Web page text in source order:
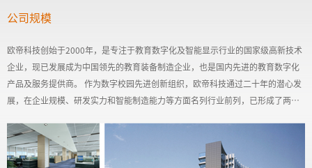
公司规模
欧帝科技创始于2000年，是专注于教育数字化及智能显示行业的国家级高新技术
企业，现已发展成为中国领先的教育装备制造企业，也是国内先进的教育数字化
产品及服务提供商。 作为数字校园先进创新组织，欧帝科技通过二十年的潜心发
展，在企业规模、研发实力和智能制造能力等方面名列行业前列，已形成了两大